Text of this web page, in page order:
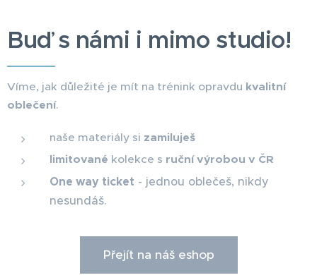
Buď s námi i mimo studio!
Víme, jak důležité je mít na trénink opravdu kvalitní
oblečení.
naše materiály si zamiluješ
limitované kolekce s ruční výrobou v ČR
One way ticket - jednou oblečeš, nikdy
nesundáš.
Přejít na náš eshop